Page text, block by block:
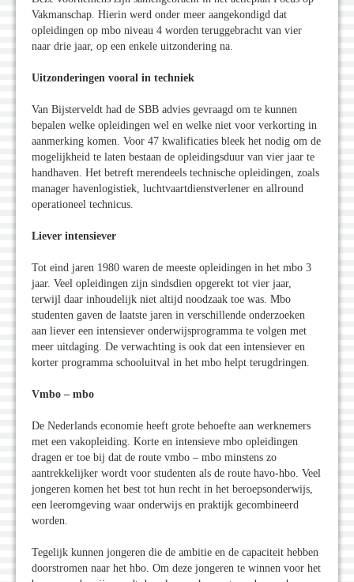
Vakmanschap. Hierin werd onder meer aangekondigd dat
opleidingen op mbo niveau 4 worden teruggebracht van vier
naar drie jaar, op een enkele uitzondering na.
Uitzonderingen vooral in techniek
Van Bijsterveldt had de SBB advies gevraagd om te kunnen
bepalen welke opleidingen wel en welke niet voor verkorting in
aanmerking komen. Voor 47 kwalificaties bleek het nodig om de
mogelijkheid te laten bestaan de opleidingsduur van vier jaar te
handhaven. Het betreft merendeels technische opleidingen, zoals
manager havenlogistiek, luchtvaartdienstverlener en allround
operationeel technicus.
Liever intensiever
Tot eind jaren 1980 waren de meeste opleidingen in het mbo 3
jaar. Veel opleidingen zijn sindsdien opgerekt tot vier jaar,
terwijl daar inhoudelijk niet altijd noodzaak toe was. Mbo
studenten gaven de laatste jaren in verschillende onderzoeken
aan liever een intensiever onderwijsprogramma te volgen met
meer uitdaging. De verwachting is ook dat een intensiever en
korter programma schooluitval in het mbo helpt terugdringen.
Vmbo – mbo
De Nederlands economie heeft grote behoefte aan werknemers
met een vakopleiding. Korte en intensieve mbo opleidingen
dragen er toe bij dat de route vmbo – mbo minstens zo
aantrekkelijker wordt voor studenten als de route havo-hbo. Veel
jongeren komen het best tot hun recht in het beroepsonderwijs,
een leeromgeving waar onderwijs en praktijk gecombineerd
worden.
Tegelijk kunnen jongeren die de ambitie en de capaciteit hebben
doorstromen naar het hbo. Om deze jongeren te winnen voor het